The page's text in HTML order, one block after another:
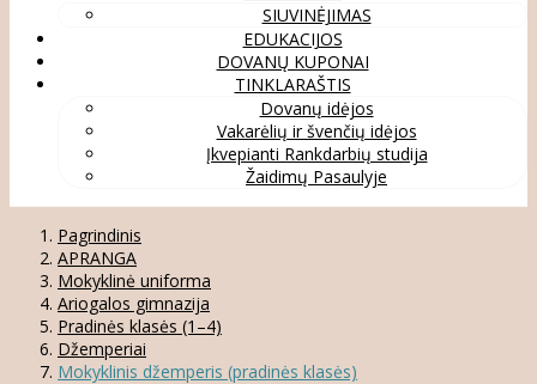
SIUVINĖJIMAS
EDUKACIJOS
DOVANŲ KUPONAI
TINKLARAŠTIS
Dovanų idėjos
Vakarėlių ir švenčių idėjos
Įkvepianti Rankdarbių studija
Žaidimų Pasaulyje
Pagrindinis
APRANGA
Mokyklinė uniforma
Ariogalos gimnazija
Pradinės klasės (1–4)
Džemperiai
Mokyklinis džemperis (pradinės klasės)